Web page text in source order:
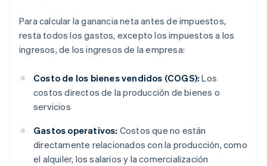
Para calcular la ganancia neta antes de impuestos,
resta todos los gastos, excepto los impuestos a los
ingresos, de los ingresos de la empresa:
Costo de los bienes vendidos (COGS): Los
costos directos de la producción de bienes o
servicios
Gastos operativos: Costos que no están
directamente relacionados con la producción, como
el alquiler, los salarios y la comercialización